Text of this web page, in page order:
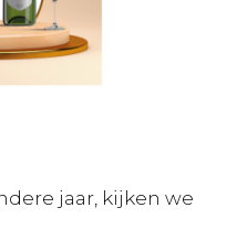
jaar, kijken we